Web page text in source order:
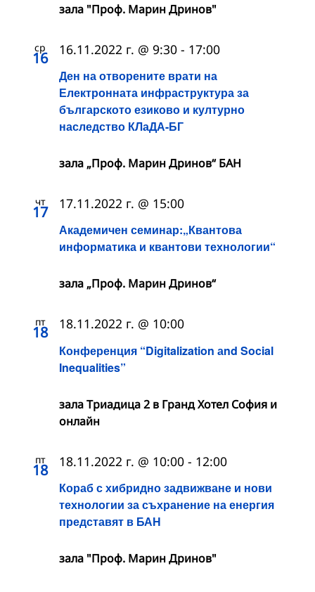
зала "Проф. Марин Дринов"
ср
16
Ден на отворените врати на
Електронната инфраструктура за
българското езиково и културно
наследство КЛаДА-БГ
16.11.2022 г. @ 9:30 - 17:00
зала „Проф. Марин Дринов“ БАН
чт
17
Академичен семинар:„Квантова
информатика и квантови технологии“
17.11.2022 г. @ 15:00
зала „Проф. Марин Дринов“
пт
18
Конференция “Digitalization аnd Social
Inequalities”
18.11.2022 г. @ 10:00
зала Триадица 2 в Гранд Хотел София и
онлайн
пт
18
Кораб с хибридно задвижване и нови
технологии за съхранение на енергия
представят в БАН
18.11.2022 г. @ 10:00 - 12:00
зала "Проф. Марин Дринов"